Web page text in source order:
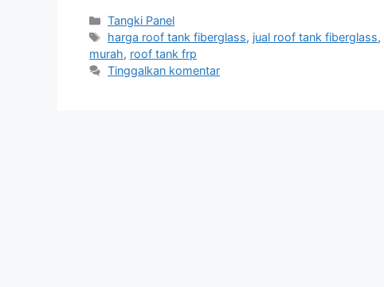
Kategori
Tangki Panel
Tag
harga roof tank fiberglass, jual roof tank fiberglass,
murah, roof tank frp
Tinggalkan komentar